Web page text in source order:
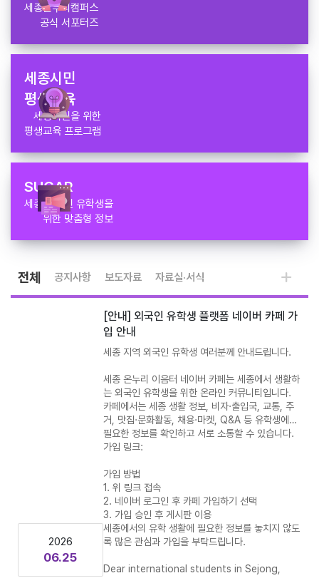
세종한두리캠퍼스
공식 서포터즈
세종시민
평생교육
세종시민을 위한
평생교육 프로그램
SUGAR
세종 외국인 유학생을
위한 맞춤형 정보
전체 공지사항 보도자료 자료실·서식
2026
06.25
[안내] 외국인 유학생 플랫폼 네이버 카페 가
입 안내
세종 지역 외국인 유학생 여러분께 안내드립니다.
세종 온누리 이음터 네이버 카페는 세종에서 생활하
는 외국인 유학생을 위한 온라인 커뮤니티입니다.
카페에서는 세종 생활 정보, 비자·출입국, 교통, 주
거, 맛집·문화활동, 채용·마켓, Q&A 등 유학생에게
필요한 정보를 확인하고 서로 소통할 수 있습니다.
가입 링크:
가입 방법
1. 위 링크 접속
2. 네이버 로그인 후 카페 가입하기 선택
3. 가입 승인 후 게시판 이용
세종에서의 유학 생활에 필요한 정보를 놓치지 않도
록 많은 관심과 가입을 부탁드립니다.
Dear international students in Sejong,